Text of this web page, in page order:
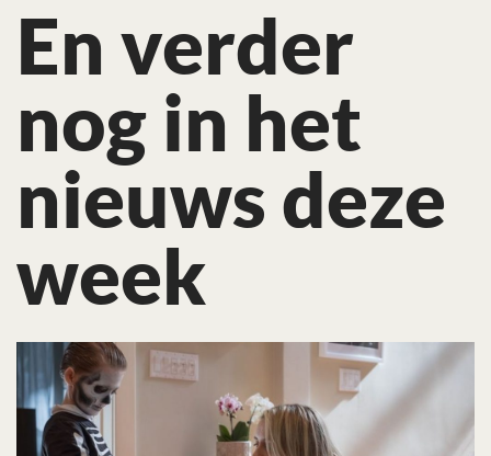
En verder
nog in het
nieuws deze
week